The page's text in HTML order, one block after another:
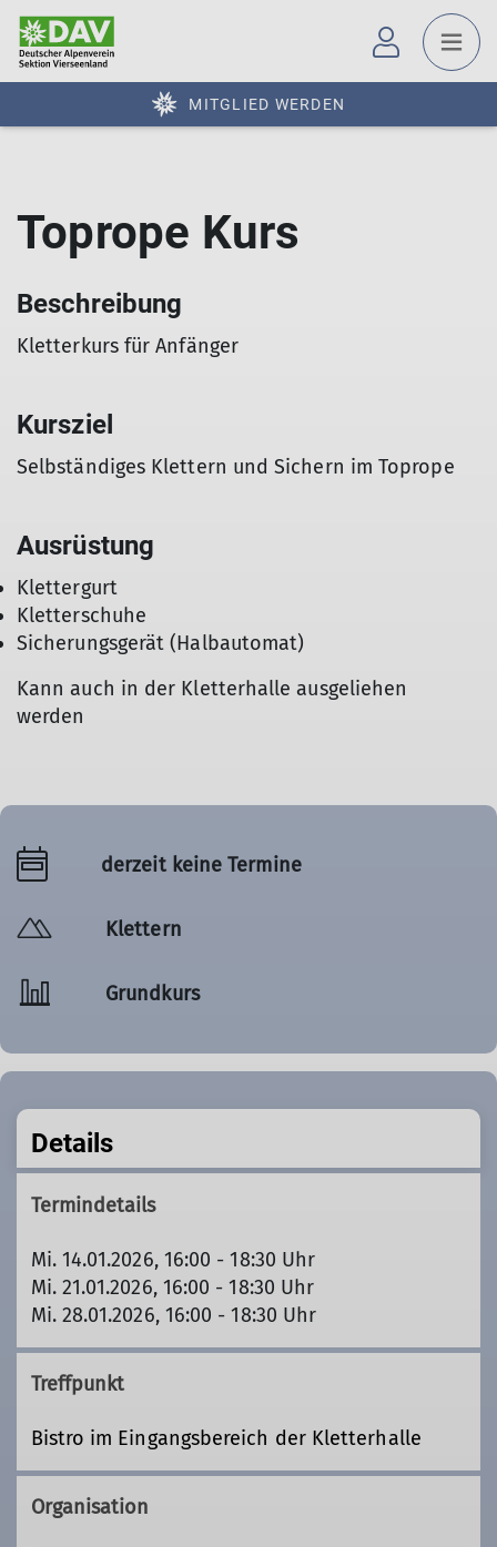
MITGLIED WERDEN
Toprope Kurs
Beschreibung
Kletterkurs für Anfänger
Kursziel
Selbständiges Klettern und Sichern im Toprope
Ausrüstung
Klettergurt
Kletterschuhe
Sicherungsgerät (Halbautomat)
Kann auch in der Kletterhalle ausgeliehen
werden
derzeit keine Termine
Klettern
Grundkurs
Details
Termindetails
Mi. 14.01.2026, 16:00 - 18:30 Uhr
Mi. 21.01.2026, 16:00 - 18:30 Uhr
Mi. 28.01.2026, 16:00 - 18:30 Uhr
Treffpunkt
Bistro im Eingangsbereich der Kletterhalle
Organisation